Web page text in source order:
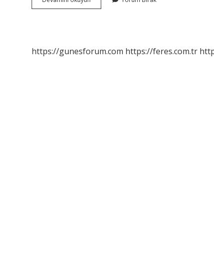
Bağ
https://gunesforum.com https://feres.com.tr